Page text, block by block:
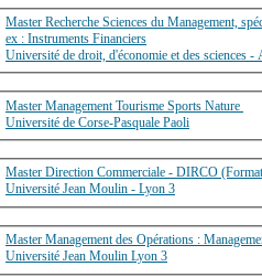
Master Recherche Sciences du Management,
ex : Instruments Financiers
Université de droit, d'économie et des sciences
Master Management Tourisme Sports Nature
Université de Corse-Pasquale Paoli
Master Direction Commerciale - DIRCO
Université Jean Moulin - Lyon 3
Master Management des Opérations :
Université Jean Moulin Lyon 3